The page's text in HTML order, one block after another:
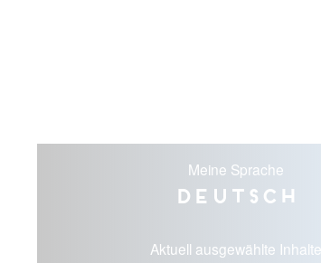
Meine Sprache
Deutsch
Aktuell ausgewählte Inhalte